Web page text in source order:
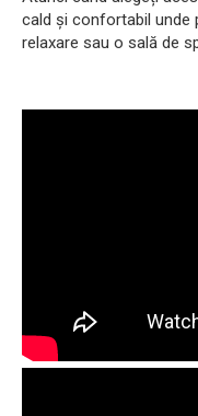
cald și confortabil unde
relaxare sau o sală de